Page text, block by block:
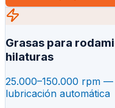
Grasas para
hilaturas
25.000–150.000 rpm
lubricación automática